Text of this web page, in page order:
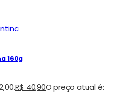
160g
R$ 40,90O preço atual é: